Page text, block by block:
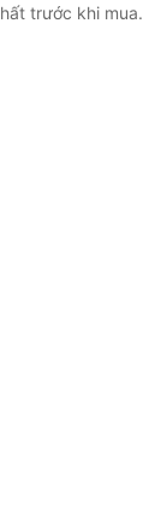
trước khi mua.